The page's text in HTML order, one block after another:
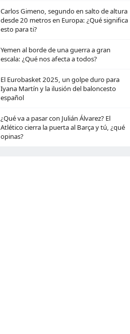
Carlos Gimeno, segundo en salto de altura
desde 20 metros en Europa: ¿Qué significa
esto para ti?
Yemen al borde de una guerra a gran
escala: ¿Qué nos afecta a todos?
El Eurobasket 2025, un golpe duro para
Iyana Martín y la ilusión del baloncesto
español
¿Qué va a pasar con Julián Álvarez? El
Atlético cierra la puerta al Barça y tú, ¿qué
opinas?